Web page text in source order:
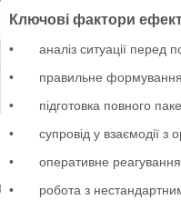
Ключові фактори
• аналіз ситуації перед
• правильне формування
• підготовка повного
• супровід у взаємодії з
• оперативне
• робота з